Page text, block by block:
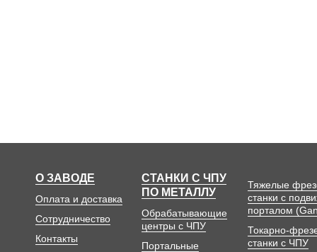
О ЗАВОДЕ
Оплата и доставка
Сотрудничество
Контакты
СТАНКИ С ЧПУ
ПО МЕТАЛЛУ
Обрабатывающие
центры с ЧПУ
Портальные
Тяжелые
станки с
порталом
Токарно-
станки с ЧПУ